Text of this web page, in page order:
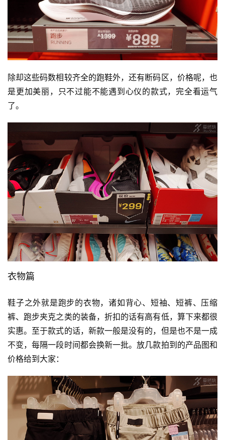
比
赛
观
察
装
备
训
练
除却这些码数相较齐全的跑鞋外，还有断码区，价格呢，也
是更加美丽，只不过能不能遇到心仪的款式，完全看运气
了。
衣物篇
鞋子之外就是跑步的衣物，诸如背心、短袖、短裤、压缩
裤、跑步夹克之类的装备，折扣的话有高有低，算下来都很
实惠。至于款式的话，新款一般是没有的，但是也不是一成
不变，每隔一段时间都会换新一批。放几款拍到的产品图和
价格给到大家：